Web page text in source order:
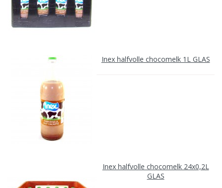
Inex halfvolle chocomelk 1L GLAS
Inex halfvolle chocomelk 24x0,2L
GLAS